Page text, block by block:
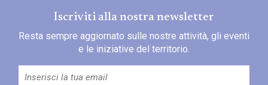
Iscriviti alla nostra newsletter
Resta sempre aggiornato sulle nostre attività, gli eventi
e le iniziative del territorio.